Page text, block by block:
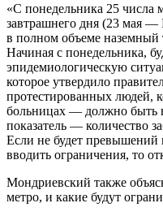
«С понедельника 25
завтрашнего дня (23 мая —
в полном объеме наземный
Начиная с понедельника,
эпидемиологическую
которое утвердило
протестированных людей,
больницах — должно быть
показатель — количество
Если не будет превышений
вводить ограничения, то
Мондриевский также
метро, и какие будут